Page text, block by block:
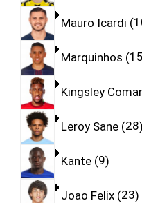
Mauro Icardi
Marquinhos 15
Kingsley
Leroy Sane 28
Kante 9
Joao Felix 23